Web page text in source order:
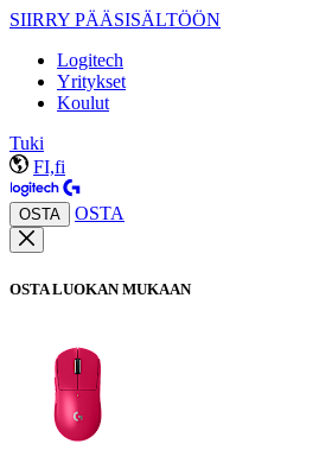
SIIRRY PÄÄSISÄLTÖÖN
Logitech
Yritykset
Koulut
Tuki
FI,fi
OSTA OSTA
OSTA LUOKAN MUKAAN